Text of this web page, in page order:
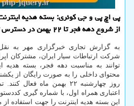
از شروع دهه فجر تا ۲۲ بهمن در دسترس تمامی مشترکان است.
به گزارش تجاری خبرگزاری مهر به
شرکت ارتباطات سیار ایران، مشترکان
روز چهارشنبه ۲۲ بهمن ماه
این بسته هدیه اینترنت را جهت استفاده از